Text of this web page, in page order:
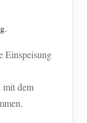
Einspeisung
mit dem